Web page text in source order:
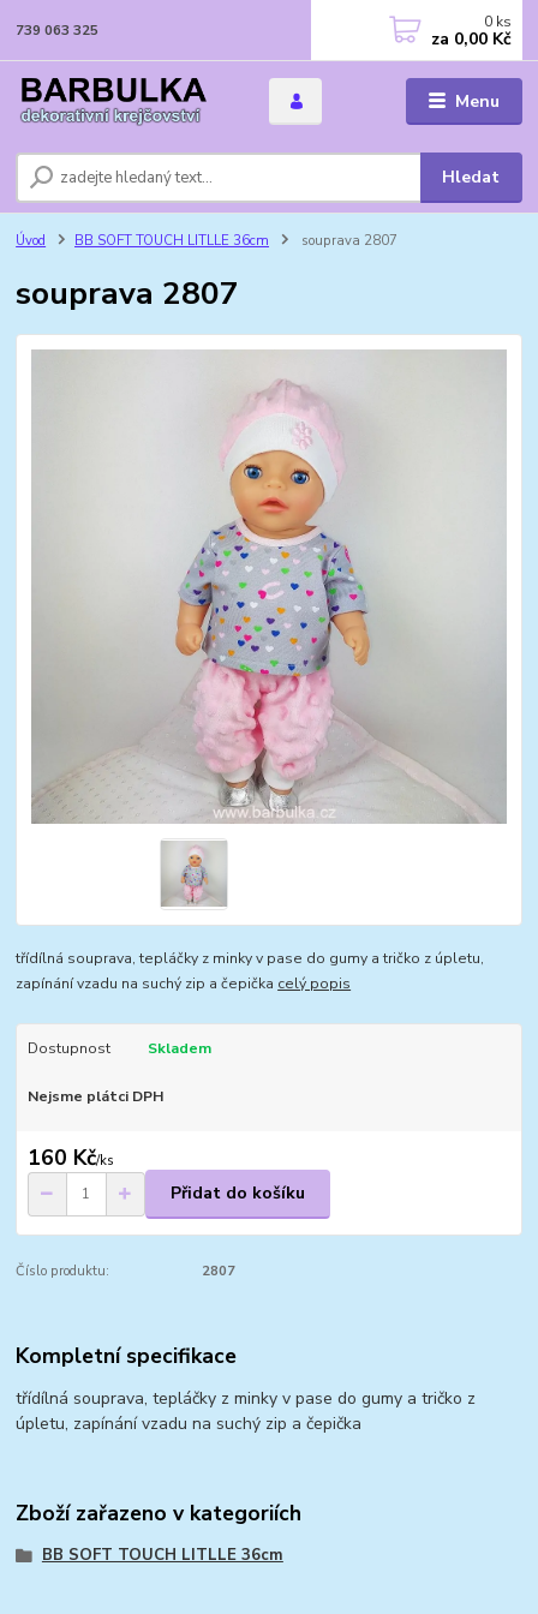
Menu
Hledat
739 063 325 0 ks
za 0,00 Kč
Úvod BB SOFT TOUCH LITLLE 36cm souprava 2807
souprava 2807
třídílná souprava, tepláčky z minky v pase do gumy a tričko z úpletu,
zapínání vzadu na suchý zip a čepička celý popis
Dostupnost Skladem
Nejsme plátci DPH
160 Kč/ks
Přidat do košíku
Číslo produktu: 2807
Kompletní specifikace
třídílná souprava, tepláčky z minky v pase do gumy a tričko z
úpletu, zapínání vzadu na suchý zip a čepička
Zboží zařazeno v kategoriích
BB SOFT TOUCH LITLLE 36cm